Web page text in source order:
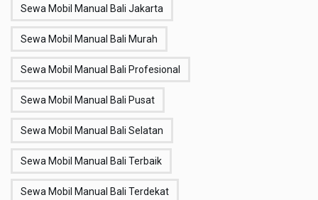
Sewa Mobil Manual Bali Jakarta
Sewa Mobil Manual Bali Murah
Sewa Mobil Manual Bali Profesional
Sewa Mobil Manual Bali Pusat
Sewa Mobil Manual Bali Selatan
Sewa Mobil Manual Bali Terbaik
Sewa Mobil Manual Bali Terdekat